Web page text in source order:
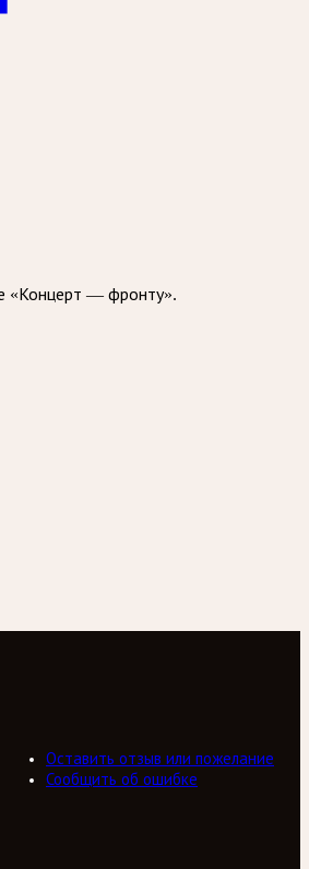
«Концерт — фронту».
Оставить отзыв или пожелание
Сообщить об ошибке